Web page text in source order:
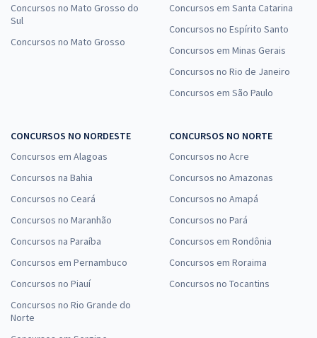
Concursos no Mato Grosso do
Sul
Concursos no Mato Grosso
Concursos em Santa Catarina
Concursos no Espírito Santo
Concursos em Minas Gerais
Concursos no Rio de Janeiro
Concursos em São Paulo
CONCURSOS NO NORDESTE
Concursos em Alagoas
Concursos na Bahia
Concursos no Ceará
Concursos no Maranhão
Concursos na Paraíba
Concursos em Pernambuco
Concursos no Piauí
Concursos no Rio Grande do
Norte
CONCURSOS NO NORTE
Concursos no Acre
Concursos no Amazonas
Concursos no Amapá
Concursos no Pará
Concursos em Rondônia
Concursos em Roraima
Concursos no Tocantins